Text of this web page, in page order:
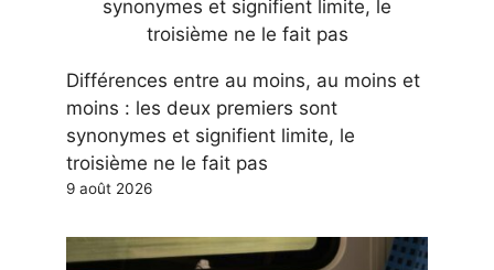
Différences entre au moins, au moins et
moins : les deux premiers sont
synonymes et signifient limite, le
troisième ne le fait pas
9 août 2026